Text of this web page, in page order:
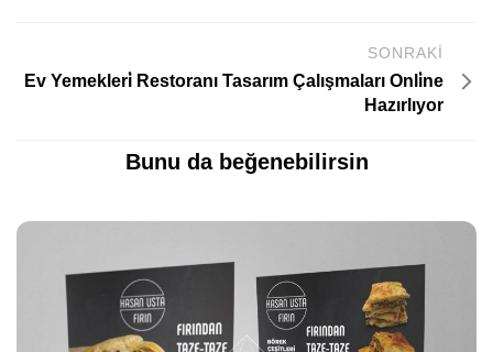
SONRAKI
Ev Yemekleri̇ Restoranı Tasarım Çalışmaları Onli̇ne
Hazırlıyor
Bunu da beğenebilirsin